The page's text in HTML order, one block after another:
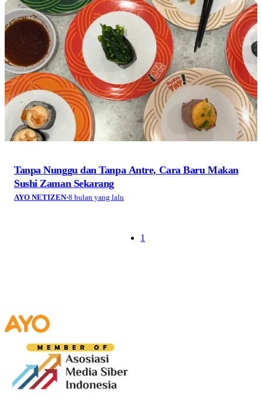
Tanpa Nunggu dan Tanpa Antre, Cara Baru Makan
Sushi Zaman Sekarang
AYO NETIZEN·8 bulan yang lalu
1